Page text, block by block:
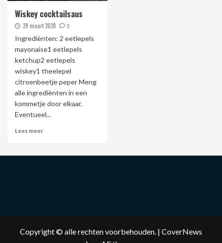
Wiskey cocktailsaus
29 maart 2020 0
Ingrediënten: 2 eetlepels
mayonaise1 eetlepels
ketchup2 eetlepels
wiskey1 theelepel
citroenbeetje peper Meng
alle ingrediënten in een
kommetje door elkaar.
Eventueel...
Lees meer
Copyright © alle rechten voorbehouden. | CoverNews